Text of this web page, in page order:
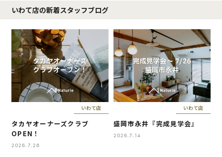
いわて店の新着スタッフブログ
いわて店
タカヤオーナーズクラブ
OPEN！
2026.7.28
いわて店
盛岡市永井『完成見学会』
2026.7.14